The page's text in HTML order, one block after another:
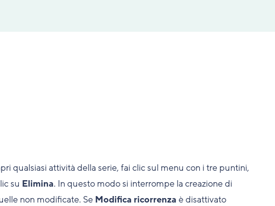
qualsiasi attività della serie, fai clic sul menu con i tre puntini,
su Elimina. In questo modo si interrompe la creazione di
non modificate. Se Modifica ricorrenza è disattivato